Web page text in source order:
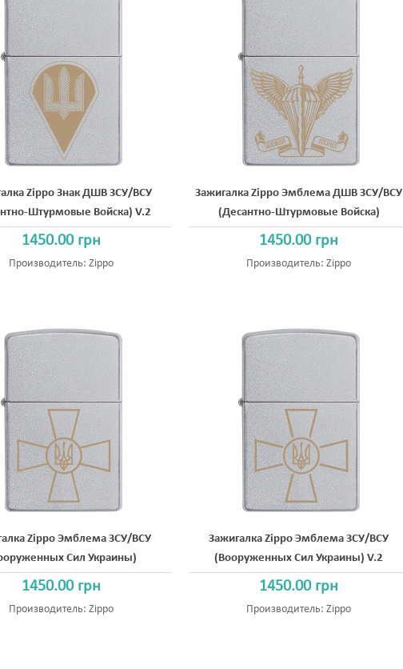
Zippo Знак ДШВ ЗСУ/ВСУ
Штурмовые Войска) V.2
1450.00 грн
Производитель:Zippo
Зажигалка Zippo Эмблема ДШВ ЗСУ/ВСУ
(Десантно-Штурмовые Войска)
1450.00 грн
Производитель:Zippo
Zippo Эмблема ЗСУ/ВСУ
Сил Украины)
1450.00 грн
Производитель:Zippo
Зажигалка Zippo Эмблема ЗСУ/ВСУ
(Вооруженных Сил Украины) V.2
1450.00 грн
Производитель:Zippo